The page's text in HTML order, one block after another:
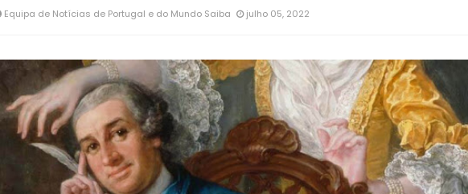
Equipa de Notícias de Portugal e do Mundo Saiba julho 05, 2022